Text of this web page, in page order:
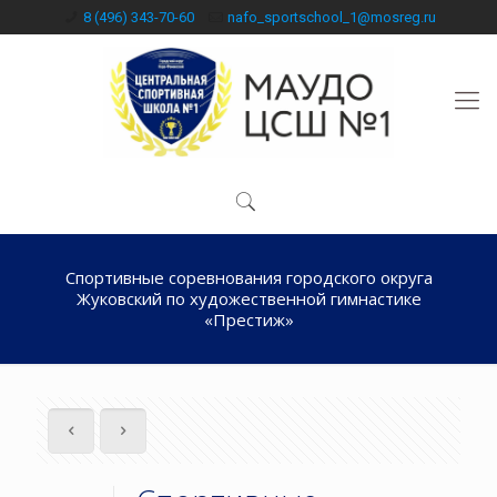
8 (496) 343-70-60 nafo_sportschool_1@mosreg.ru
Спортивные соревнования городского округа
Жуковский по художественной гимнастике
«Престиж»